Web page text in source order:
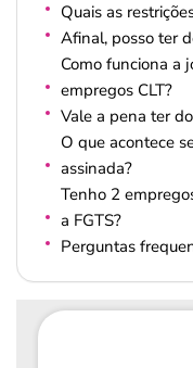
Quais as
Afinal, posso ter
Como funciona a
empregos CLT?
Vale a pena ter
O que acontece
assinada?
Tenho 2
a FGTS?
Perguntas